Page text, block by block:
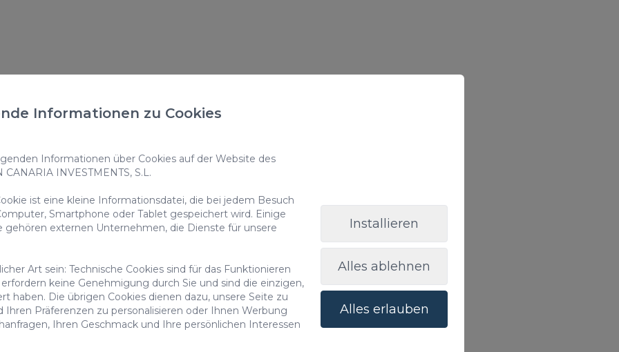
Leistungen
bis 18.00 Uhr.
Tag in der Villa.
Informationen zu Cookies
Informationen über Cookies auf der Website des
INVESTMENTS, S.L.
ist eine kleine Informationsdatei, die bei jedem Besuch
Smartphone oder Tablet gespeichert wird. Einige
gehören externen Unternehmen, die Dienste für unsere
Art sein: Technische Cookies sind für das Funktionieren
keine Genehmigung durch Sie und sind die einzigen,
haben. Die übrigen Cookies dienen dazu, unsere Seite zu
Ihren Präferenzen zu personalisieren oder Ihnen Werbung
Ihren Geschmack und Ihre persönlichen Interessen
Installieren
Alles ablehnen
Alles erlauben